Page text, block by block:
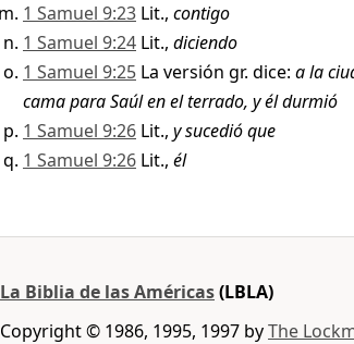
1 Samuel 9:23 Lit., contigo
1 Samuel 9:24 Lit., diciendo
1 Samuel 9:25 La versión gr. dice: a la
cama para Saúl en el terrado, y él durmió
1 Samuel 9:26 Lit., y sucedió que
1 Samuel 9:26 Lit., él
La Biblia de las Américas(LBLA)
Copyright © 1986, 1995, 1997 byThe